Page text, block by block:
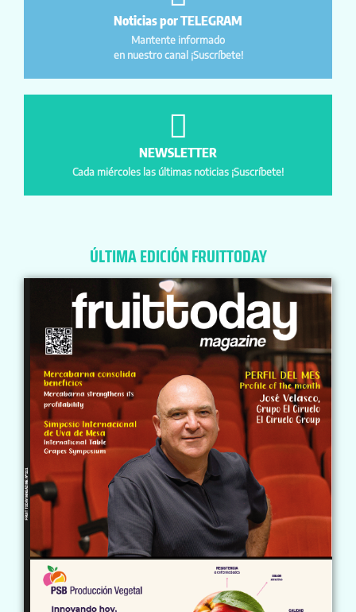
Noticias por TELEGRAM
Mantente informado
en nuestro canal ¡Suscríbete!
NEWSLETTER
Cada miércoles las últimas noticias ¡Suscríbete!
ÚLTIMA EDICIÓN FRUITTODAY